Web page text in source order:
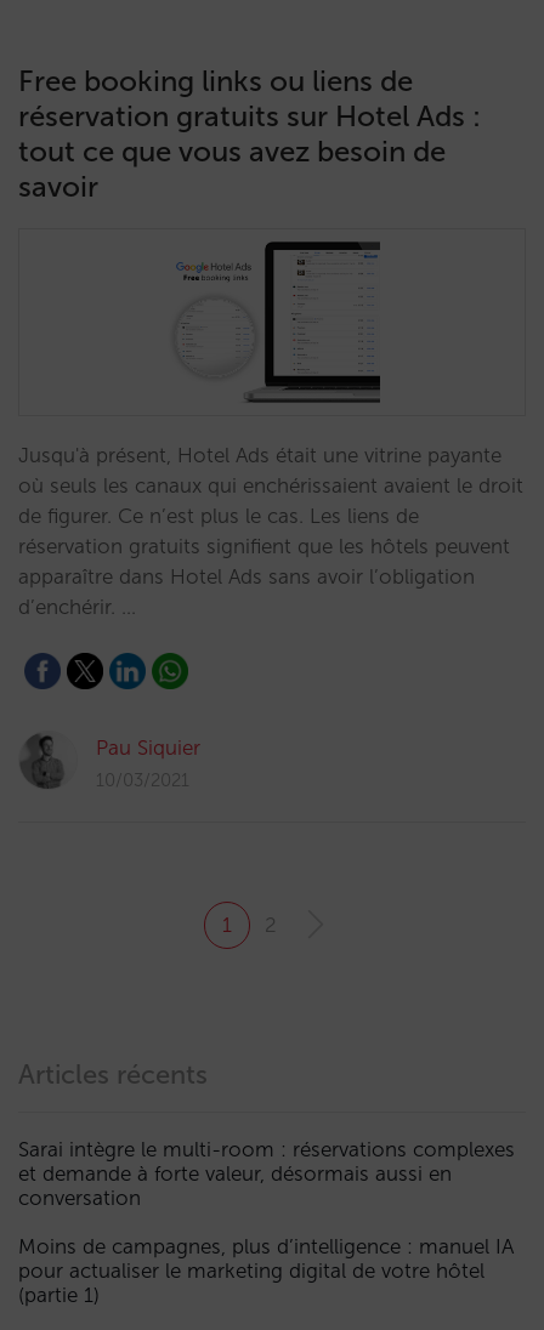
Free booking links ou liens de
réservation gratuits sur Hotel Ads :
tout ce que vous avez besoin de
savoir
Jusqu'à présent, Hotel Ads était une vitrine payante
où seuls les canaux qui enchérissaient avaient le droit
de figurer. Ce n’est plus le cas. Les liens de
réservation gratuits signifient que les hôtels peuvent
apparaître dans Hotel Ads sans avoir l’obligation
d’enchérir. …
Pau Siquier
10/03/2021
1 2
Articles récents
Sarai intègre le multi-room : réservations complexes
et demande à forte valeur, désormais aussi en
conversation
Moins de campagnes, plus d’intelligence : manuel IA
pour actualiser le marketing digital de votre hôtel
(partie 1)